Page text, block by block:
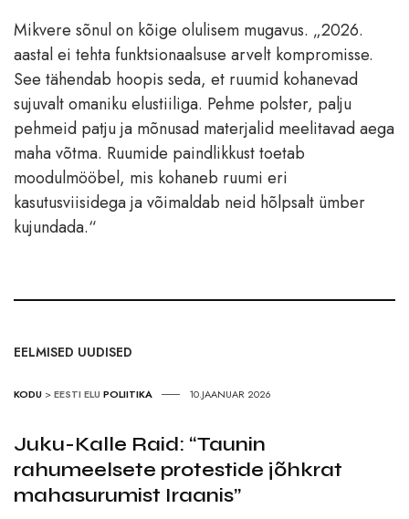
Mikvere sõnul on kõige olulisem mugavus. „2026.
aastal ei tehta funktsionaalsuse arvelt kompromisse.
See tähendab hoopis seda, et ruumid kohanevad
sujuvalt omaniku elustiiliga. Pehme polster, palju
pehmeid patju ja mõnusad materjalid meelitavad aega
maha võtma. Ruumide paindlikkust toetab
moodulmööbel, mis kohaneb ruumi eri
kasutusviisidega ja võimaldab neid hõlpsalt ümber
kujundada.“
EELMISED UUDISED
KODU >EESTI ELU POLIITIKA 10.JAANUAR 2026
Juku-Kalle Raid: “Taunin
rahumeelsete protestide jõhkrat
mahasurumist Iraanis”